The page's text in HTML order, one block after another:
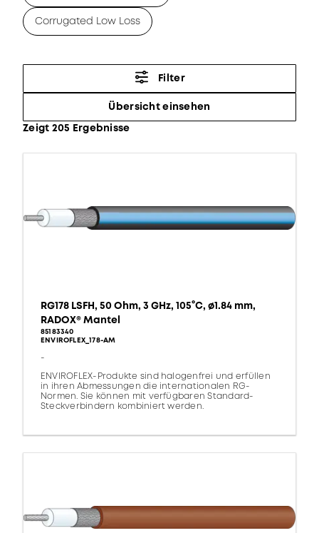
Corrugated Low Loss
Filter
Übersicht einsehen
Zeigt 205 Ergebnisse
RG178 LSFH, 50 Ohm, 3 GHz, 105°C, ø1.84 mm,
RADOX® Mantel
85183340
ENVIROFLEX_178-AM
-
ENVIROFLEX-Produkte sind halogenfrei und erfüllen
in ihren Abmessungen die internationalen RG-
Normen. Sie können mit verfügbaren Standard-
Steckverbindern kombiniert werden.